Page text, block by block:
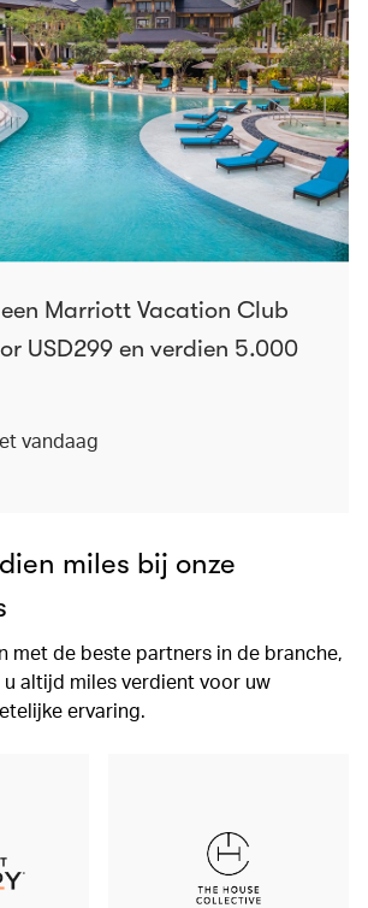
Marriott Vacation Club
USD299 en verdien 5.000
vandaag
miles bij onze
met de beste partners in de branche,
altijd miles verdient voor uw
ervaring.